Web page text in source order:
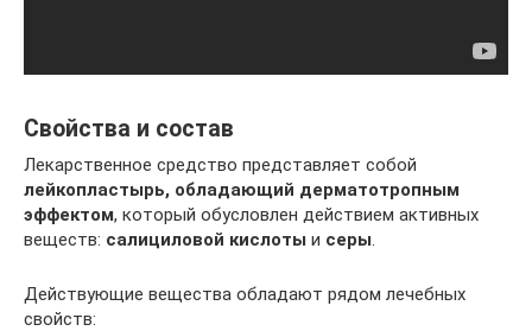
Свойства и состав
Лекарственное средство представляет собой
лейкопластырь, обладающий дерматотропным
эффектом, который обусловлен действием активных
веществ: салициловой кислоты и серы
Действующие вещества обладают рядом лечебных
свойств: